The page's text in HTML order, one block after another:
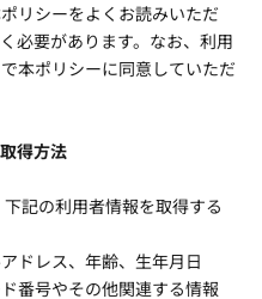
リシーをよくお読みいただ
必要があります。なお、利用
本ポリシーに同意していただ
得方法
記の利用者情報を取得する
ドレス、年齢、生年月日
番号やその他関連する情報